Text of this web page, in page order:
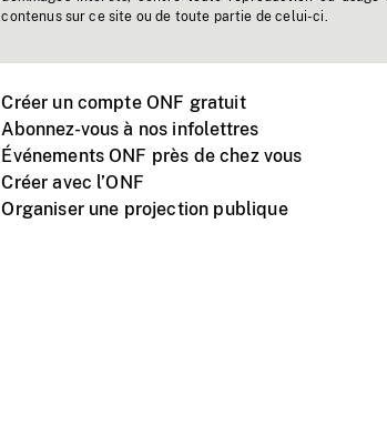
contenus sur ce site ou de toute partie de celui-ci.
Créer un compte ONF gratuit
Abonnez-vous à nos infolettres
Événements ONF près de chez vous
Créer avec l’ONF
Organiser une projection publique